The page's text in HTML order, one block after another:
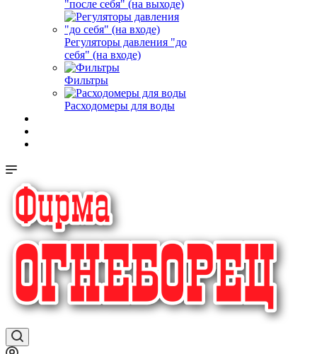
"после себя" (на выходе)
Регуляторы давления "до
себя" (на входе)
Фильтры
Расходомеры для воды